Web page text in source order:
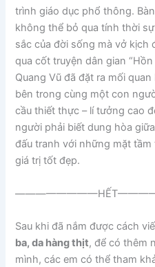
trình giáo dục phổ thông.
không thể bỏ qua tính thời
sắc của đời sống mà vở kịch
qua cốt truyện dân gian
Quang Vũ đã đặt ra mối
bên trong cùng một con
cầu thiết thực – lí tưởng cao
người phải biết dung hòa
đấu tranh với những mặt
giá trị tốt đẹp.
Sau khi đã nắm được cách
ba, da hàng thịt, để có thêm
mình, các em có thể tham